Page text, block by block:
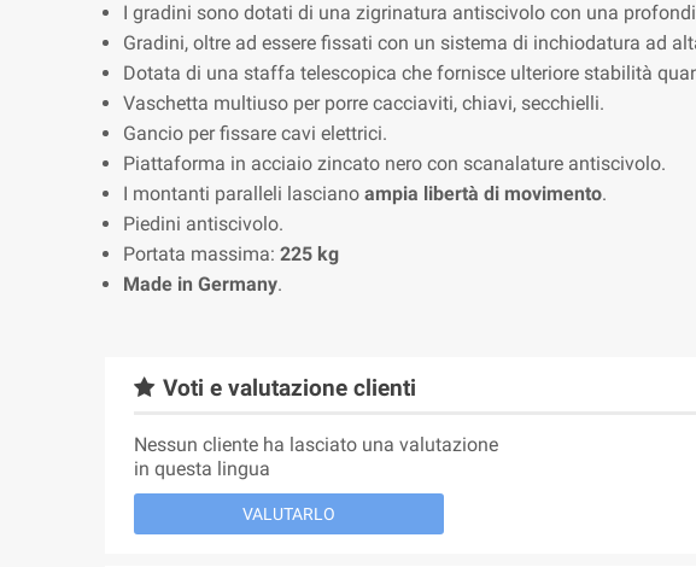
I gradini sono dotati di una zigrinatura antiscivolo con una
Gradini, oltre ad essere fissati con un sistema di inchiodatura ad
Dotata di una staffa telescopica che fornisce ulteriore stabilità
Vaschetta multiuso per porre cacciaviti, chiavi, secchielli.
Gancio per fissare cavi elettrici.
Piattaforma in acciaio zincato nero con scanalature antiscivolo.
I montanti paralleli lasciano ampia libertà di movimento.
Piedini antiscivolo.
Portata massima: 225 kg
Made in Germany.
Voti e valutazione clienti
Nessun cliente ha lasciato una valutazione
in questa lingua
VALUTARLO